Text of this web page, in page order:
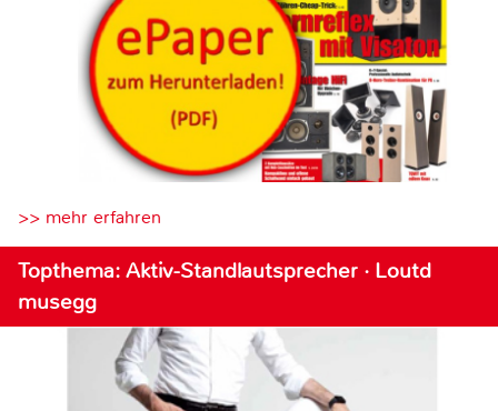
>> mehr erfahren
Topthema: Aktiv-Standlautsprecher · Loutd
musegg